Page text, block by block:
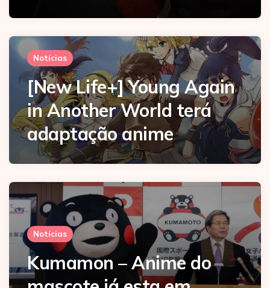
Notícias
[New Life+] Young Again
in Another World terá
adaptação anime
Notícias
Kumamon – Anime do